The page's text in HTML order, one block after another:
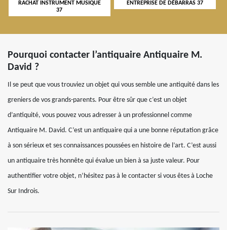
RACHAT INSTRUMENT MUSIQUE
37
ENTREPRISE DE DÉBARRAS 37
Pourquoi contacter l’antiquaire Antiquaire M.
David ?
Il se peut que vous trouviez un objet qui vous semble une antiquité dans les
greniers de vos grands-parents. Pour être sûr que c’est un objet
d’antiquité, vous pouvez vous adresser à un professionnel comme
Antiquaire M. David. C’est un antiquaire qui a une bonne réputation grâce
à son sérieux et ses connaissances poussées en histoire de l’art. C’est aussi
un antiquaire très honnête qui évalue un bien à sa juste valeur. Pour
authentifier votre objet, n’hésitez pas à le contacter si vous êtes à Loche
Sur Indrois.